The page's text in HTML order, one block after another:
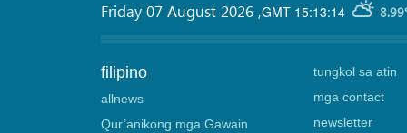
GMT-15:13:14
Friday 07 August 2026 ,
filipino
allnews
Qur’anikong mga Gawain
tungkol sa atin
mga contact
newsletter